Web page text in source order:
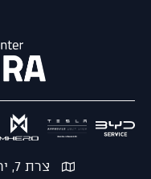
צרת 7, ירושלים